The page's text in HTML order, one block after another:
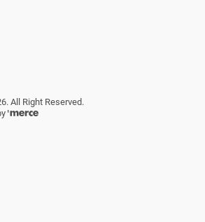
. All Right Reserved.